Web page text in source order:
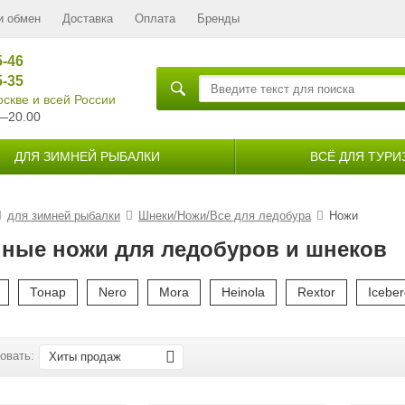
обмен Доставка Оплата Бренды
46
35
и всей России
ДЛЯ ЗИМНЕЙ РЫБАЛКИ ВСЁ ДЛЯ
для зимней рыбалки Шнеки/Ножи/Все для ледобура Ножи
ножи для ледобуров и шнеков
Тонар Nero Mora Heinola Rextor
Хиты продаж